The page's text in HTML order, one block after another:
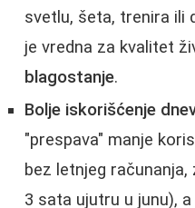
svetlu, šeta, trenira ili
je vredna za kvalitet
blagostanje.
Bolje iskorišćenje
"prespava" manje
bez letnjeg
3 sata ujutru u junu),